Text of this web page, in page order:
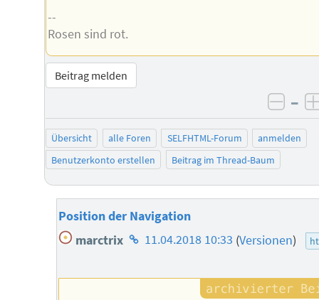
--
Rosen sind rot.
Beitrag melden
–
Übersicht alle Foren SELFHTML-Forum
anmelden
Benutzerkonto erstellen
Beitrag im Thread-Baum
Position der Navigation
marctrix Homepage
Autors
11.04.2018 10:33 (Versionen)